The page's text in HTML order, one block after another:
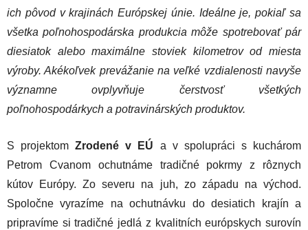
ich pôvod v krajinách Európskej únie. Ideálne je, pokiaľ sa
všetka poľnohospodárska produkcia môže spotrebovať pár
diesiatok alebo maximálne stoviek kilometrov od miesta
výroby. Akékoľvek prevážanie na veľké vzdialenosti navyše
významne ovplyvňuje čerstvosť všetkých
poľnohospodárkych a potravinárských produktov.
S projektomZrodené v EÚ a v spolupráci s kuchárom
Petrom Cvanom ochutnáme tradičné pokrmy z rôznych
kútov Európy. Zo severu na juh, zo západu na východ.
Spoločne vyrazíme na ochutnávku do desiatich krajín a
pripravíme si tradičné jedlá z kvalitních európskych surovín